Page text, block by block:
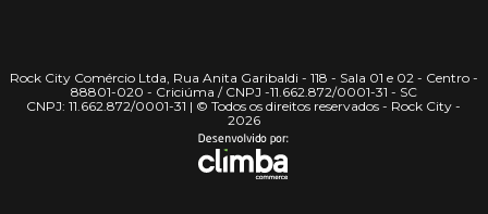
Rock City Comércio Ltda, Rua Anita Garibaldi - 118 - Sala 01 e 02 - Centro -
88801-020 - Criciúma / CNPJ -11.662.872/0001-31 - SC
CNPJ: 11.662.872/0001-31 | © Todos os direitos reservados - Rock City -
2026